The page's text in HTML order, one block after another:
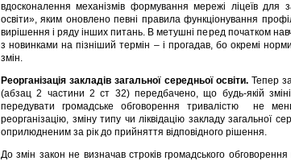
вдосконалення механізмів формування мережі ліцеїв для
освіти», яким оновлено певні правила функціонування
вирішення і ряду інших питань. В метушні перед початком
з новинками на пізніший термін – і прогадав, бо окремі
змін.
Реорганізація закладів загальної середньої освіти.Тепер
(абзац 2 частини 2 ст 32) передбачено, що будь-якій зміні
передувати громадське обговорення тривалістю не
реорганізацію, зміну типу чи ліквідацію закладу загальної
оприлюдненим за рік до прийняття відповідного рішення.
До змін закон не визначав строків громадського